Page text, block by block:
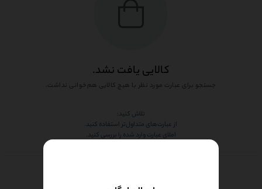
کالایی یافت نشد.
جستجو برای عبارت مورد نظر با هیچ کالایی هم‌خوانی نداشت.
تلاش کنید:
از عبارت‌های متداول‌تر استفاده کنید.
املای عبارت وارد شده را بررسی کنید.